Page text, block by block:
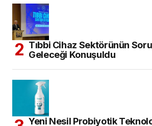
Tıbbi Cihaz Sektörünün
Geleceği Konuşuldu
Yeni Nesil Probiyotik